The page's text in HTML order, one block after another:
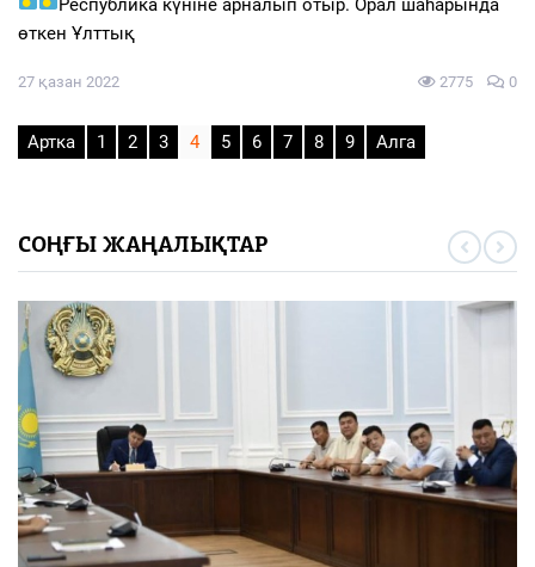
Республика күніне арналып отыр. Орал шаhарында
өткен Ұлттық
27 қазан 2022 2775 0
Артка 1 2 3 4 5 6 7 8 9 Алга
СОҢҒЫ ЖАҢАЛЫҚТАР